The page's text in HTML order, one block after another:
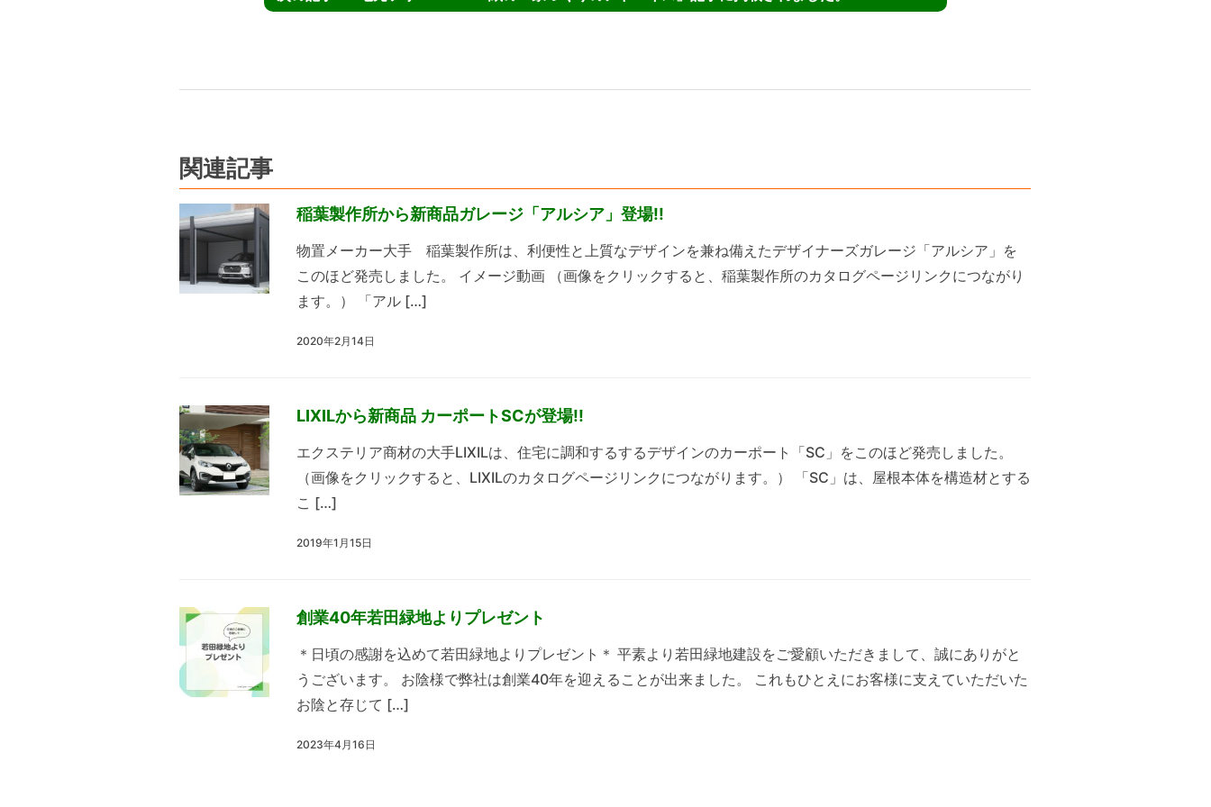
関連記事
稲葉製作所から新商品ガレージ「アルシア」登場!!
物置メーカー大手 稲葉製作所は、利便性と上質なデザインを兼ね備えたデザイナーズガレージ「アルシア」を
このほど発売しました。 イメージ動画 （画像をクリックすると、稲葉製作所のカタログページリンクにつながり
ます。） 「アル […]
2020年2月14日
LIXILから新商品 カーポートSCが登場!!
エクステリア商材の大手LIXILは、住宅に調和するするデザインのカーポート「SC」をこのほど発売しました。
（画像をクリックすると、LIXILのカタログページリンクにつながります。） 「SC」は、屋根本体を構造材とする
こ […]
2019年1月15日
創業40年若田緑地よりプレゼント
＊日頃の感謝を込めて若田緑地よりプレゼント＊ 平素より若田緑地建設をご愛顧いただきまして、誠にありがと
うございます。 お陰様で弊社は創業40年を迎えることが出来ました。 これもひとえにお客様に支えていただいた
お陰と存じて […]
2023年4月16日